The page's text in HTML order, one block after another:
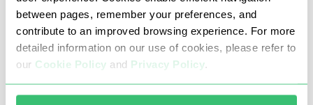
between pages, remember your preferences, and
contribute to an improved browsing experience. For more
detailed information on our use of cookies, please refer to
our Cookie Policy and Privacy Policy.
프록시 설정에 액세스하려면 Wi-Fi 연결 탭의 호
스트 이름을 찾아 활성화하세요(활성화되어 있지
않은 경우 활성화하세요).